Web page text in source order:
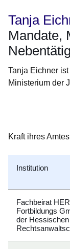
Tanja
Mandate,
Tanja Eichner
Ministerium der
Kraft ihres
Institution
Fachbeirat
Fortbildungs
der Hessischen